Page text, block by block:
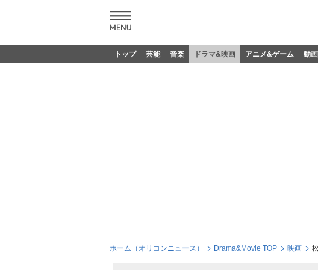
トップ 芸能 音楽 ドラマ&映画 アニメ&ゲーム 動
ホーム（オリコンニュース） Drama&Movie TOP 映画